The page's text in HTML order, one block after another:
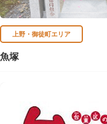
上野・御徒町エリア
魚塚